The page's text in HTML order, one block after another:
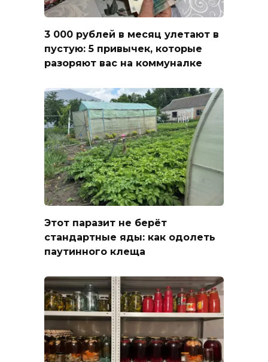
3 000 рублей в месяц улетают в
пустую: 5 привычек, которые
разоряют вас на коммуналке
Этот паразит не берёт
стандартные яды: как одолеть
паутинного клеща